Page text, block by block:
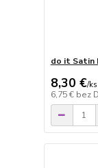
do it Satin
8,30 €/ks
6,75 € bez